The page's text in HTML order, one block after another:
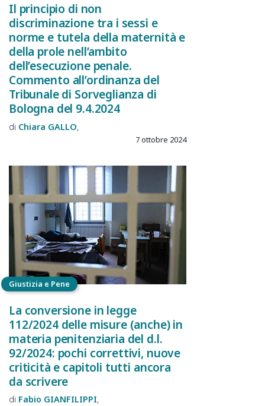
Il principio di non
discriminazione tra i sessi e
norme e tutela della maternità e
della prole nell’ambito
dell’esecuzione penale.
Commento all’ordinanza del
Tribunale di Sorveglianza di
Bologna del 9.4.2024
Chiara GALLO
7 ottobre 2024
Giustizia e Pene
La conversione in legge
112/2024 delle misure (anche) in
materia penitenziaria del d.l.
92/2024: pochi correttivi, nuove
criticità e capitoli tutti ancora
da scrivere
Fabio GIANFILIPPI